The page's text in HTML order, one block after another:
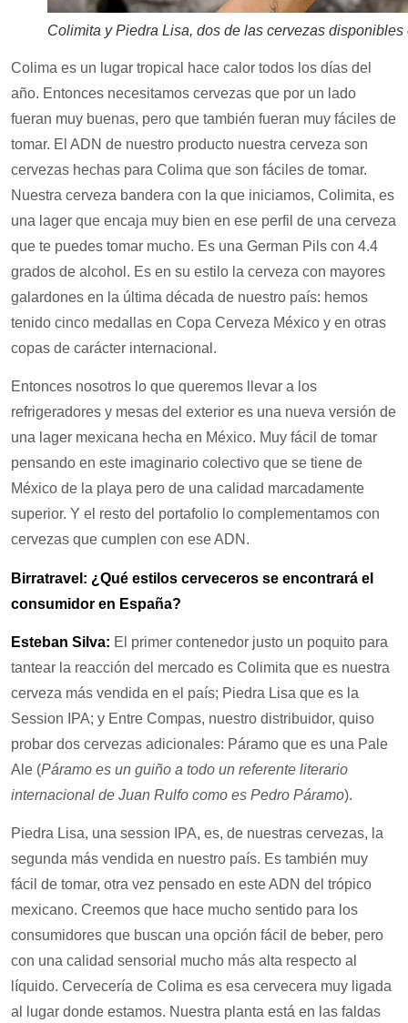
Colimita y Piedra Lisa, dos de las cervezas
Colima es un lugar tropical hace calor todos los días del
año. Entonces necesitamos cervezas que por un lado
fueran muy buenas, pero que también fueran muy fáciles de
tomar. El ADN de nuestro producto nuestra cerveza son
cervezas hechas para Colima que son fáciles de tomar.
Nuestra cerveza bandera con la que iniciamos, Colimita, es
una lager que encaja muy bien en ese perfil de una cerveza
que te puedes tomar mucho. Es una German Pils con 4.4
grados de alcohol. Es en su estilo la cerveza con mayores
galardones en la última década de nuestro país: hemos
tenido cinco medallas en Copa Cerveza México y en otras
copas de carácter internacional.
Entonces nosotros lo que queremos llevar a los
refrigeradores y mesas del exterior es una nueva versión de
una lager mexicana hecha en México. Muy fácil de tomar
pensando en este imaginario colectivo que se tiene de
México de la playa pero de una calidad marcadamente
superior. Y el resto del portafolio lo complementamos con
cervezas que cumplen con ese ADN.
Birratravel: ¿Qué estilos cerveceros se encontrará el
consumidor en España?
Esteban Silva: El primer contenedor justo un poquito para
tantear la reacción del mercado es Colimita que es nuestra
cerveza más vendida en el país; Piedra Lisa que es la
Session IPA; y Entre Compas, nuestro distribuidor, quiso
probar dos cervezas adicionales: Páramo que es una Pale
Ale (Páramo es un guiño a todo un referente literario
internacional de Juan Rulfo como es Pedro Páramo).
Piedra Lisa, una session IPA, es, de nuestras cervezas, la
segunda más vendida en nuestro país. Es también muy
fácil de tomar, otra vez pensado en este ADN del trópico
mexicano. Creemos que hace mucho sentido para los
consumidores que buscan una opción fácil de beber, pero
con una calidad sensorial mucho más alta respecto al
líquido. Cervecería de Colima es esa cervecera muy ligada
al lugar donde estamos. Nuestra planta está en las faldas